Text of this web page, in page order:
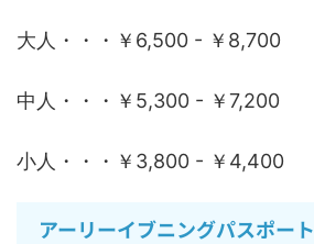
大人・・・￥6,500 - ￥8,700
中人・・・￥5,300 - ￥7,200
小人・・・￥3,800 - ￥4,400
アーリーイブニングパスポート